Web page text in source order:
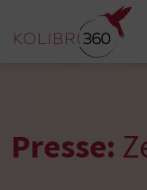
Zum Inhalt springen
Presse: